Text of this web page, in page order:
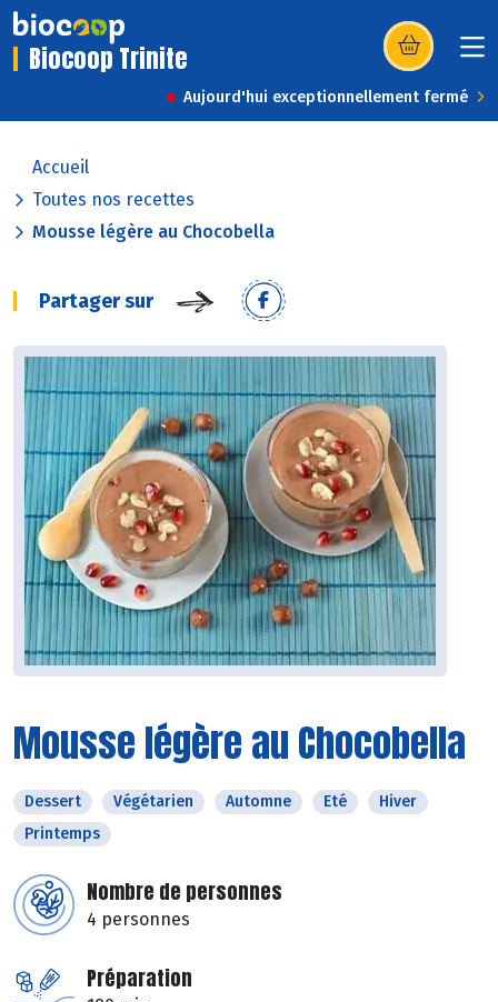
Biocoop Trinite (s’ouvre dans
Aujourd'hui exceptionnellement fermé
Accueil
Toutes nos recettes
Mousse légère au Chocobella
Partager sur
Mousse légère au Chocobella
Dessert Végétarien Automne Eté
Hiver
Printemps
Nombre de personnes
4 personnes
Préparation